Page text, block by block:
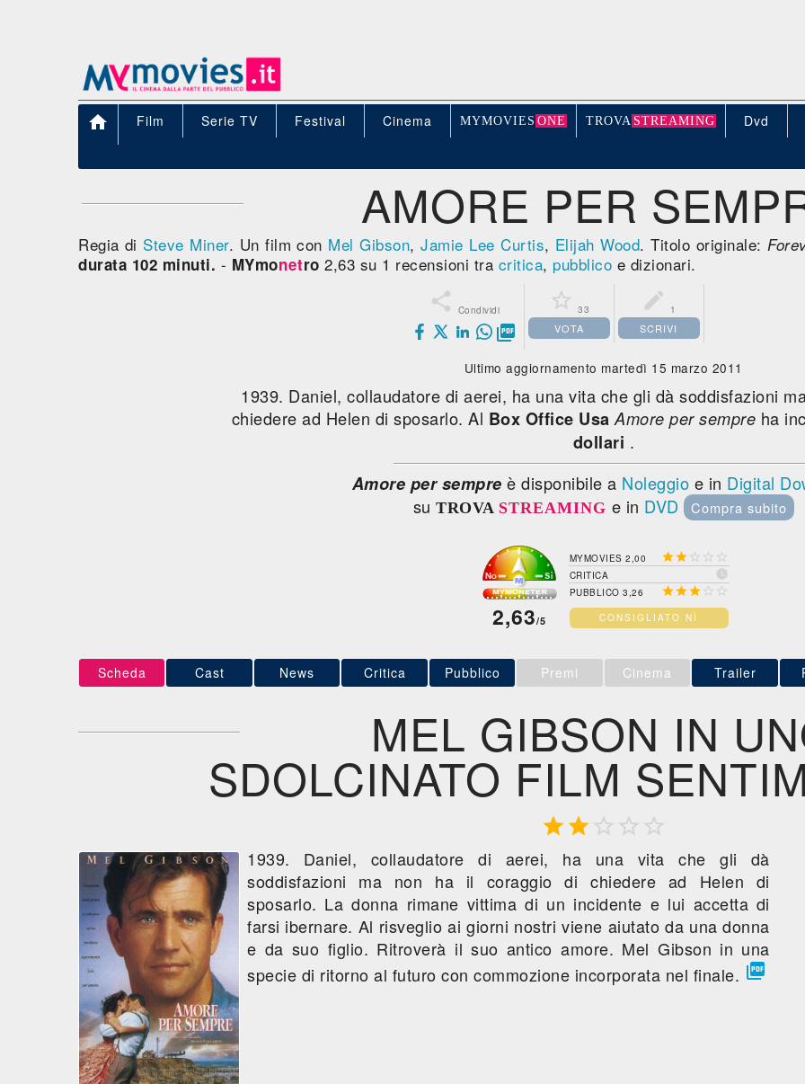
 Film Serie TV Festival Cinema MYMOVIE S ONE TROVA STREAMING Dvd
AMORE PER
Regia di Steve Miner. Un film con Mel Gibson,Jamie Lee Curtis, Elijah Wood. Titolo originale:
durata 102 minuti. - MYmonetro 2,63 su 1 recensioni tra critica, pubblico e dizionari.
 Condividi

 33
VOTA
 1
SCRIVI
Ultimo aggiornamento martedì 15 marzo 2011
1939. Daniel, collaudatore di aerei, ha una vita che gli dà soddisfazioni
chiedere ad Helen di sposarlo. Al Box Office Usa Amore per sempre ha
dollari .
Amore per sempre è disponibile a Noleggio e in Digital
suTROVA STREAMING e in DVD Compra subito
2,63/5
MYMOVIES 2,00    
CRITICA 
PUBBLICO 3,26   
CONSIGLIATO NÌ
Scheda Cast News Critica Pubblico Premi Cinema Trailer
MEL GIBSON IN
SDOLCINATO FILM
   
1939. Daniel, collaudatore di aerei, ha una vita che gli dà
soddisfazioni ma non ha il coraggio di chiedere ad Helen di
sposarlo. La donna rimane vittima di un incidente e lui accetta di
farsi ibernare. Al risveglio ai giorni nostri viene aiutato da una donna
e da suo figlio. Ritroverà il suo antico amore. Mel Gibson in una
specie di ritorno al futuro con commozione incorporata nel finale. 